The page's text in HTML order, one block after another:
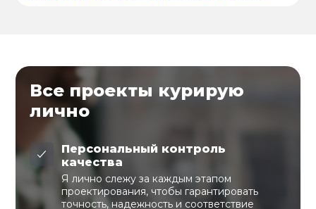
Все проекты курирую
лично
Персональный контроль
качества
Я лично слежу за каждым этапом
проектирования, чтобы гарантировать
точность, надежность и соответствие